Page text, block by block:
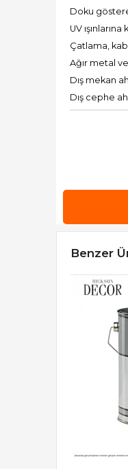
Doku
UV
Çatlama,
Ağır metal
Dış mekan
Dış cephe
Benzer